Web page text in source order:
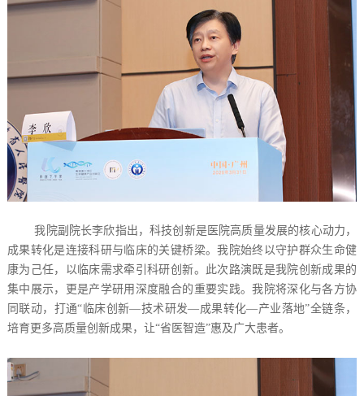
我院副院长李欣指出，科技创新是医院高质量发展的核心动力，
成果转化是连接科研与临床的关键桥梁。我院始终以守护群众生命健
康为己任，以临床需求牵引科研创新。此次路演既是我院创新成果的
集中展示，更是产学研用深度融合的重要实践。我院将深化与各方协
同联动，打通“临床创新—技术研发—成果转化—产业落地”全链条，
培育更多高质量创新成果，让“省医智造”惠及广大患者。